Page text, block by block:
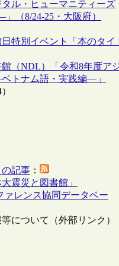
ル・ヒューマニティーズ
（8/24-25・大阪府）
特別イベント「本のタイ
館（NDL）「令和8年度ア
トナム語・実践編―」
の記事 ：
震災と図書館」
レンス協同データベー
について（外部リンク）